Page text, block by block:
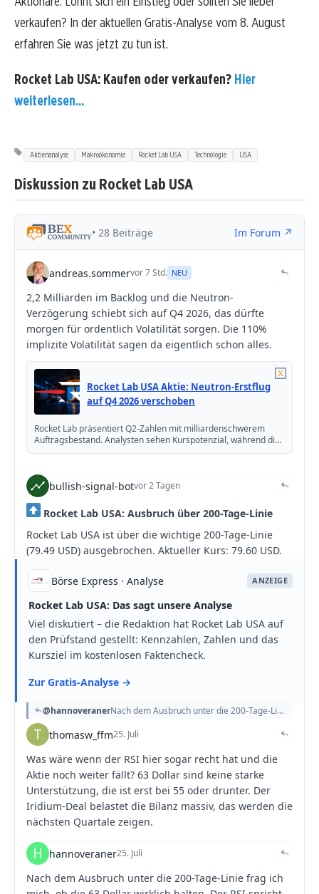
verkaufen? In der aktuellen Gratis-Analyse vom 8. August
erfahren Sie was jetzt zu tun ist.
Rocket Lab USA: Kaufen oder verkaufen? Hier
weiterlesen...
Aktienanalyse Makroökonomie Rocket Lab USA Technologie USA
Diskussion zu Rocket Lab USA